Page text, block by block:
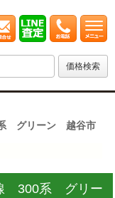
グリーン 越谷市
300系 グリー